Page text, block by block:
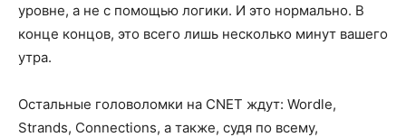
уровне, а не с помощью логики. И это нормально. В
конце концов, это всего лишь несколько минут вашего
утра.
Остальные головоломки на CNET ждут: Wordle,
Strands, Connections, а также, судя по всему,